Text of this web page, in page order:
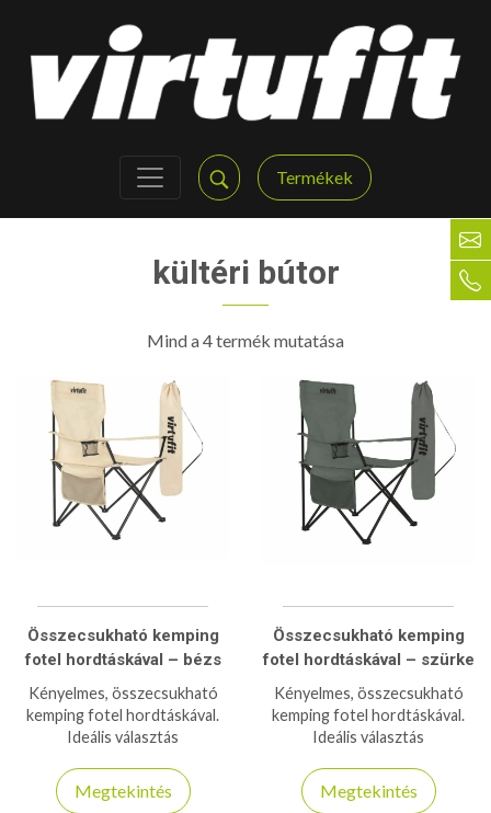
Termékek
kültéri bútor
Mind a 4 termék mutatása
Összecsukható kemping
fotel hordtáskával – bézs
Kényelmes, összecsukható
kemping fotel hordtáskával.
Ideális választás
kempingezéshez vagy
strandoláshoz.
Megtekintés
Összecsukható kemping
fotel hordtáskával – szürke
Kényelmes, összecsukható
kemping fotel hordtáskával.
Ideális választás
kempingezéshez vagy
strandoláshoz.
Megtekintés